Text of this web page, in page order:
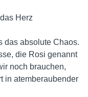
Herz
das absolute Chaos.
die Rosi genannt
noch brauchen,
in atemberaubender